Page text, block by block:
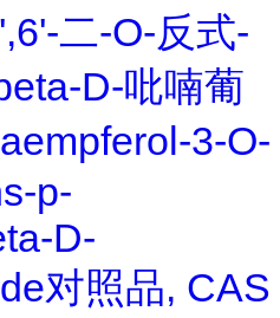
二-O-反式-
D-吡喃葡
3-O-
p-
D-
对照品, CAS